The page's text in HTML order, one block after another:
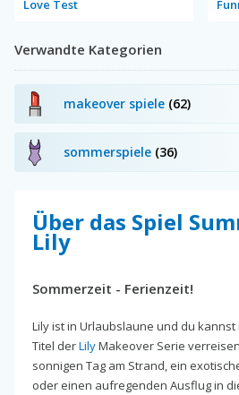
Love Test
Verwandte Kategorien
makeover spiele (62)
sommerspiele (36)
Über das Spiel
Lily
Sommerzeit - Ferienzeit!
Lily ist in Urlaubslaune und du
Titel derLilyMakeover Serie
sonnigen Tag am Strand, ein
oder einen aufregenden Ausflug in